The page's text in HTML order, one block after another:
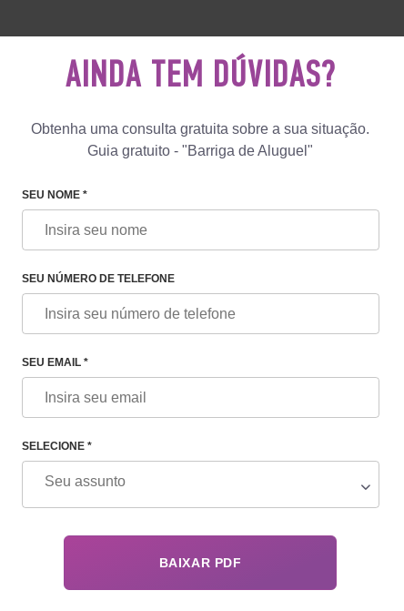
78 00
Comentários Blog Programas
NA ÁUSTRIA
país de língua alemã?
AINDA TEM DÚVIDAS?
Obtenha uma consulta gratuita sobre a sua situação.
Guia gratuito - "Barriga de Aluguel"
SEU NOME *
SEU NÚMERO DE TELEFONE
SEU EMAIL *
SELECIONE *